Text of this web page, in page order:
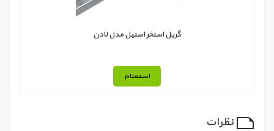
گریل استخر استیل مدل لادن
استعلام
نظرات